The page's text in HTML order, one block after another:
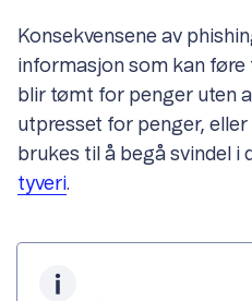
Konsekvensene av
informasjon som kan
blir tømt for penger uten
utpresset for penger,
brukes til å begå svindel i
tyveri.